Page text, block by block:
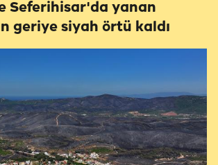
Seferihisar'da yanan
geriye siyah örtü kaldı